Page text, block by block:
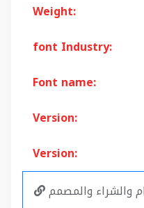
Weight:
font Industry:
Font name:
Version:
Version:
والشراء والمصمم